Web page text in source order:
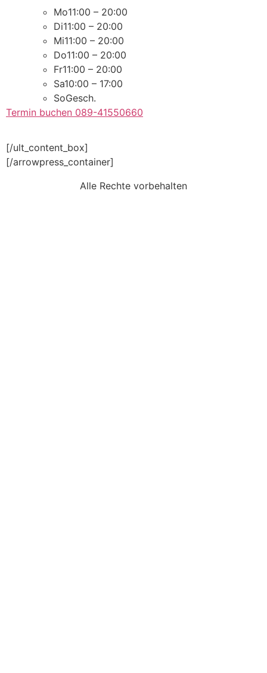
Mo11:00 – 20:00
Di11:00 – 20:00
Mi11:00 – 20:00
Do11:00 – 20:00
Fr11:00 – 20:00
Sa10:00 – 17:00
SoGesch.
Termin buchen 089-41550660
[/ult_content_box]
[/arrowpress_container]
Alle Rechte vorbehalten